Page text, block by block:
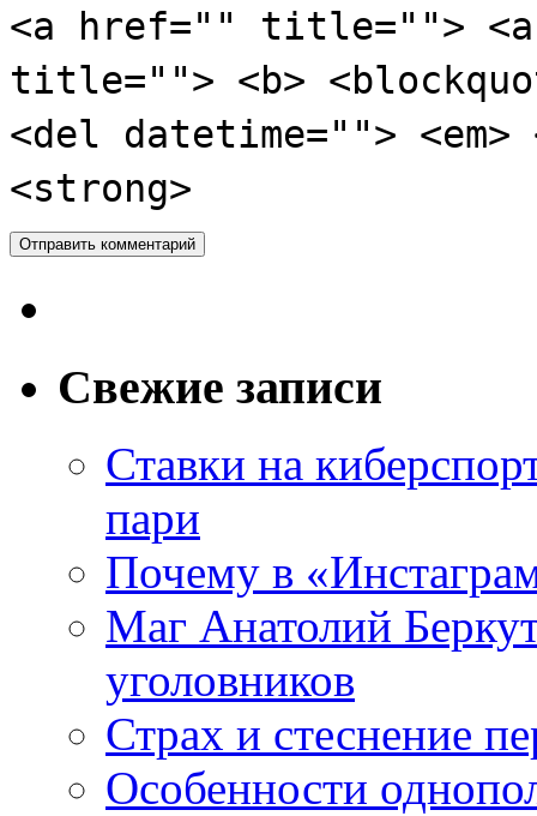
<a href="" title="">
title=""> <b>
<del datetime="">
<strong>
Свежие записи
Ставки на
пари
Почему в
Маг Анатолий
уголовников
Страх и стеснение
Особенности